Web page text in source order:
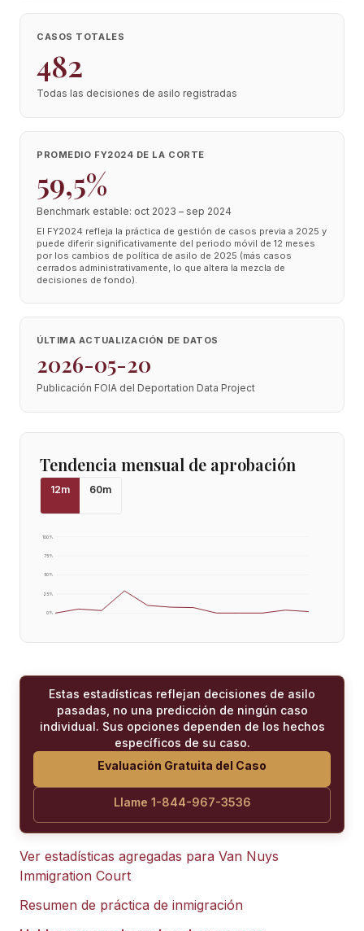
CASOS TOTALES
482
Todas las decisiones de asilo registradas
PROMEDIO FY2024 DE LA CORTE
59,5%
Benchmark estable: oct 2023 – sep 2024
El FY2024 refleja la práctica de gestión de casos previa a 2025 y
puede diferir significativamente del periodo móvil de 12 meses
por los cambios de política de asilo de 2025 (más casos
cerrados administrativamente, lo que altera la mezcla de
decisiones de fondo).
ÚLTIMA ACTUALIZACIÓN DE DATOS
2026-05-20
Publicación FOIA del Deportation Data Project
Tendencia mensual de aprobación
12m 60m
0%
25%
50%
75%
100%
Estas estadísticas reflejan decisiones de asilo
pasadas, no una predicción de ningún caso
individual. Sus opciones dependen de los hechos
específicos de su caso.
Evaluación Gratuita del Caso
Llame 1-844-967-3536
Ver estadísticas agregadas para Van Nuys
Immigration Court
Resumen de práctica de inmigración